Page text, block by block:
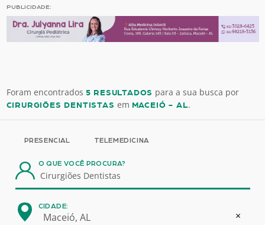
PUBLICIDADE:
Foram encontrados 5 RESULTADOS para a sua busca por
CIRURGIÕES DENTISTAS em MACEIÓ - AL.
PRESENCIAL TELEMEDICINA
O QUE VOCÊ PROCURA?
CIDADE:
×
Maceió, AL